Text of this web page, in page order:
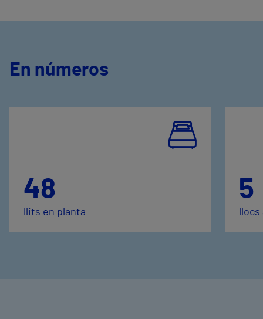
En números
48
llits en planta
5